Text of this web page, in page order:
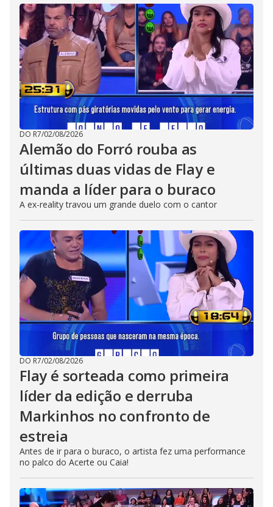
DO R7/02/08/2026
Alemão do Forró rouba as
últimas duas vidas de Flay e
manda a líder para o buraco
A ex-reality travou um grande duelo com o cantor
DO R7/02/08/2026
Flay é sorteada como primeira
líder da edição e derruba
Markinhos no confronto de
estreia
Antes de ir para o buraco, o artista fez uma performance
no palco do Acerte ou Caia!